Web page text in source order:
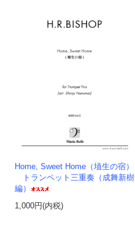
Home, Sweet Home（埴生の宿）
トランペット三重奏（成舞新樹
編）
1,000円(内税)